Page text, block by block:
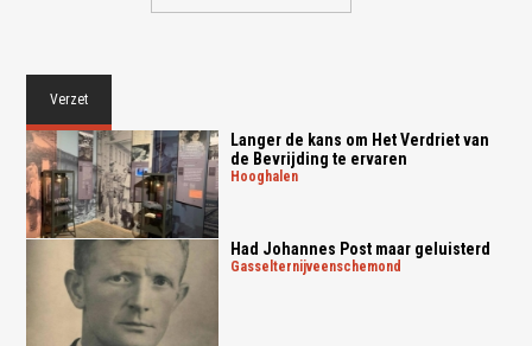
Verzet
Langer de kans om Het Verdriet van
de Bevrijding te ervaren
hooghalen
Had Johannes Post maar geluisterd
gasselternijveenschemond